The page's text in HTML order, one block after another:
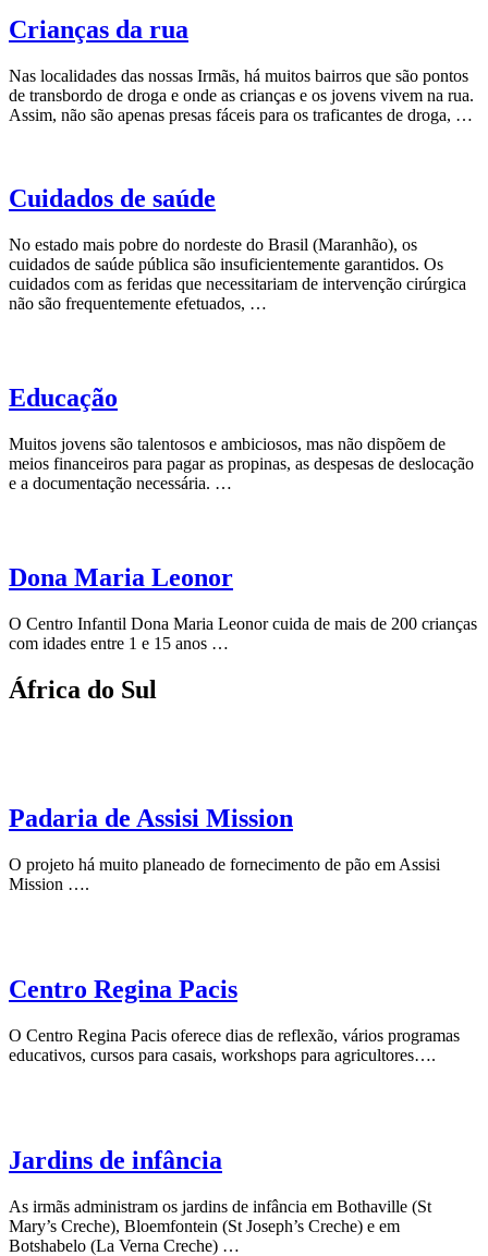
Crianças da rua
Nas localidades das nossas Irmãs, há muitos bairros que são pontos
de transbordo de droga e onde as crianças e os jovens vivem na rua.
Assim, não são apenas presas fáceis para os traficantes de droga, …
Cuidados de saúde
No estado mais pobre do nordeste do Brasil (Maranhão), os
cuidados de saúde pública são insuficientemente garantidos. Os
cuidados com as feridas que necessitariam de intervenção cirúrgica
não são frequentemente efetuados, …
Educação
Muitos jovens são talentosos e ambiciosos, mas não dispõem de
meios financeiros para pagar as propinas, as despesas de deslocação
e a documentação necessária. …
Dona Maria Leonor
O Centro Infantil Dona Maria Leonor cuida de mais de 200 crianças
com idades entre 1 e 15 anos …
África do Sul
Padaria de Assisi Mission
O projeto há muito planeado de fornecimento de pão em Assisi
Mission ….
Centro Regina Pacis
O Centro Regina Pacis oferece dias de reflexão, vários programas
educativos, cursos para casais, workshops para agricultores….
Jardins de infância
As irmãs administram os jardins de infância em Bothaville (St
Mary’s Creche), Bloemfontein (St Joseph’s Creche) e em
Botshabelo (La Verna Creche) …